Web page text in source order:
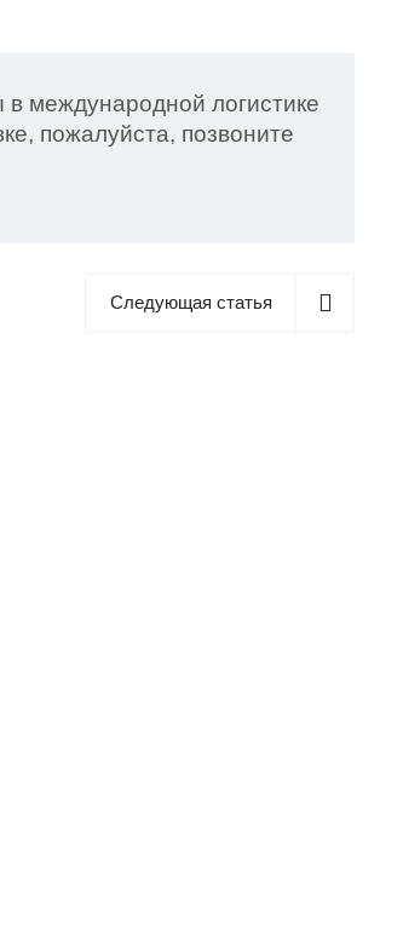
международной логистике
пожалуйста, позвоните
Следующая статья